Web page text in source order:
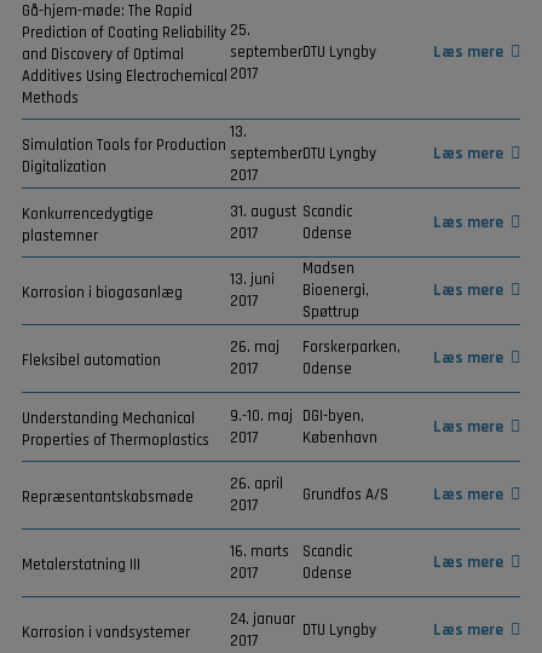
Gå-hjem-møde: The Rapid
Prediction of Coating Reliability
and Discovery of Optimal
Additives Using Electrochemical
Methods
25.
september
2017
DTU Lyngby Læs mere
Simulation Tools for Production
Digitalization
13.
september
2017
DTU Lyngby Læs mere
Konkurrencedygtige
plastemner
31. august
2017
Scandic
Odense
Læs mere
Korrosion i biogasanlæg
13. juni
2017
Madsen
Bioenergi,
Spøttrup
Læs mere
Fleksibel automation
26. maj
2017
Forskerparken,
Odense
Læs mere
Understanding Mechanical
Properties of Thermoplastics
9.-10. maj
2017
DGI-byen,
København
Læs mere
Repræsentantskabsmøde
26. april
2017
Grundfos A/S Læs mere
Metalerstatning III
16. marts
2017
Scandic
Odense
Læs mere
Korrosion i vandsystemer
24. januar
2017
DTU Lyngby Læs mere